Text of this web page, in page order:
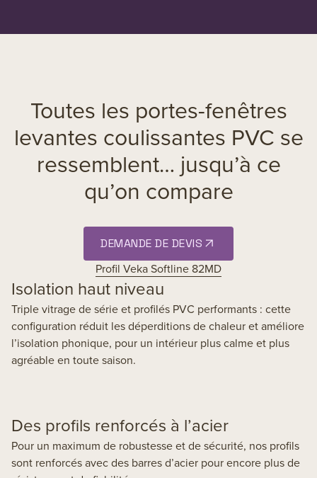
Toutes les portes-fenêtres
levantes coulissantes PVC se
ressemblent… jusqu’à ce
qu’on compare
DEMANDE DE DEVIS
Profil Veka Softline 82MD
Isolation haut niveau
Triple vitrage de série et profilés PVC performants : cette
configuration réduit les déperditions de chaleur et améliore
l’isolation phonique, pour un intérieur plus calme et plus
agréable en toute saison.
Des profils renforcés à l’acier
Pour un maximum de robustesse et de sécurité, nos profils
sont renforcés avec des barres d’acier pour encore plus de